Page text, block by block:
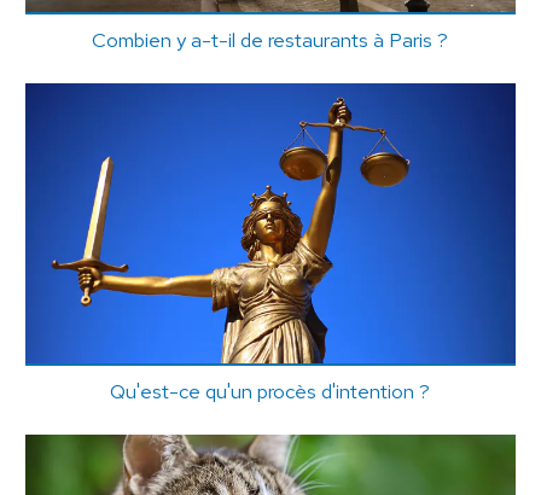
Combien y a-t-il de restaurants à Paris ?
Qu'est-ce qu'un procès d'intention ?